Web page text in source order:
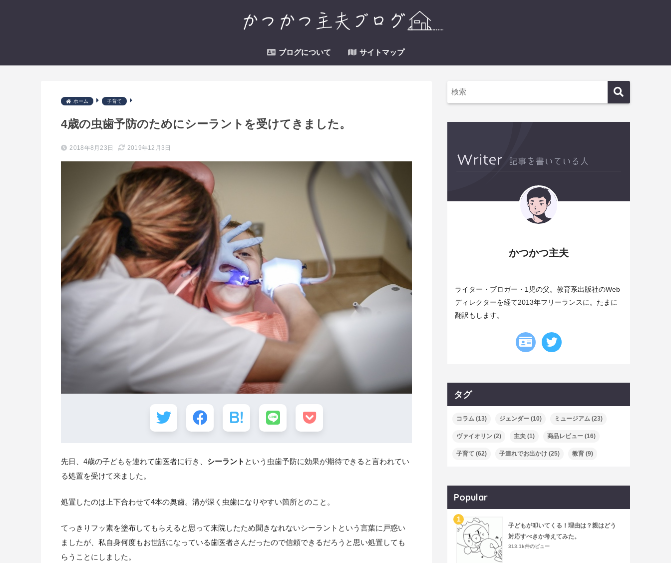
ブログについて サイトマップ
ホーム 子育て
4歳の虫歯予防のためにシーラントを受けてきました。
2018年8月23日 2019年12月3日
先日、4歳の子どもを連れて歯医者に行き、 シーラント という虫歯予防に効果が期待できると言われてい
る処置を受けて来ました。
処置したのは上下合わせて4本の奥歯。溝が深く虫歯になりやすい箇所とのこと。
てっきりフッ素を塗布してもらえると思って来院したため聞きなれないシーラントという言葉に戸惑い
ましたが、私自身何度もお世話になっている歯医者さんだったので信頼できるだろうと思い処置しても
らうことにしました。
かつかつ主夫
ライター・ブロガー・1児の父。教育系出版社のWeb
ディレクターを経て2013年フリーランスに。たまに
翻訳もします。
タグ
コラム (13) ジェンダー (10) ミュージアム (23)
ヴァイオリン (2) 主夫 (1) 商品レビュー (16)
子育て (62) 子連れでお出かけ (25) 教育 (9)
Popular
子どもが叩いてくる！理由は？親はどう
対応すべきか考えてみた。
313.1k件のビュー